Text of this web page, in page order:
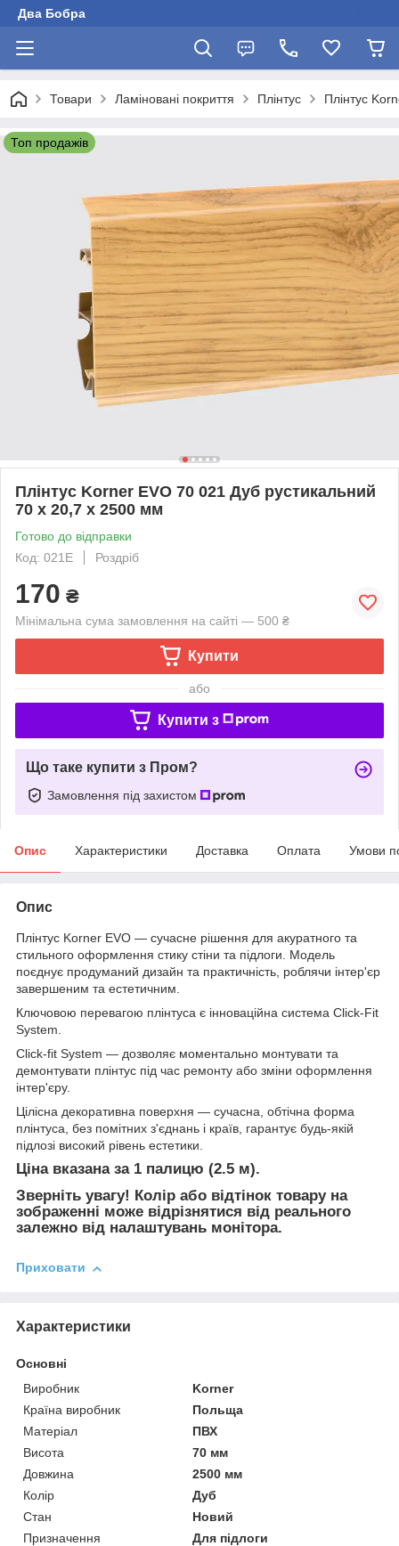
Два Бобра
Товари Ламіновані покриття Плінтус Плінтус
Топ продажів
Плінтус Korner EVO 70 021 Дуб рустикальний
70 х 20,7 х 2500 мм
Готово до відправки
Код: 021E
Роздріб
170 ₴
Мінімальна сума замовлення на сайті — 500 ₴
Купити
або
Купити з
Що таке купити з Пром?
Замовлення під захистом
Опис Характеристики Доставка Оплата Умови
Опис
Плінтус Korner EVO — сучасне рішення для акуратного та
стильного оформлення стику стіни та підлоги. Модель
поєднує продуманий дизайн та практичність, роблячи інтер'єр
завершеним та естетичним.
Ключовою перевагою плінтуса є інноваційна система Click-Fit
System.
Click-fit System — дозволяє моментально монтувати та
демонтувати плінтус під час ремонту або зміни оформлення
інтер'єру.
Цілісна декоративна поверхня — сучасна, обтічна форма
плінтуса, без помітних з'єднань і країв, гарантує будь-якій
підлозі високий рівень естетики.
Ціна вказана за 1 палицю (2.5 м).
Зверніть увагу! Колір або відтінок товару на
зображенні може відрізнятися від реального
залежно від налаштувань монітора.
Приховати
Характеристики
Основні
Виробник
Korner
Країна виробник
Польща
Матеріал
ПВХ
Висота
70 мм
Довжина
2500 мм
Колір
Дуб
Стан
Новий
Призначення
Для підлоги